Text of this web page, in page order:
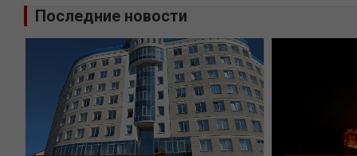
Последние новости